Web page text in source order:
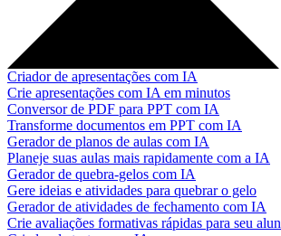
Criador de apresentações com IA
Crie apresentações com IA em minutos
Conversor de PDF para PPT com IA
Transforme documentos em PPT com IA
Gerador de planos de aulas com IA
Planeje suas aulas mais rapidamente com a IA
Gerador de quebra-gelos com IA
Gere ideias e atividades para quebrar o gelo
Gerador de atividades de fechamento com IA
Crie avaliações formativas rápidas para seu